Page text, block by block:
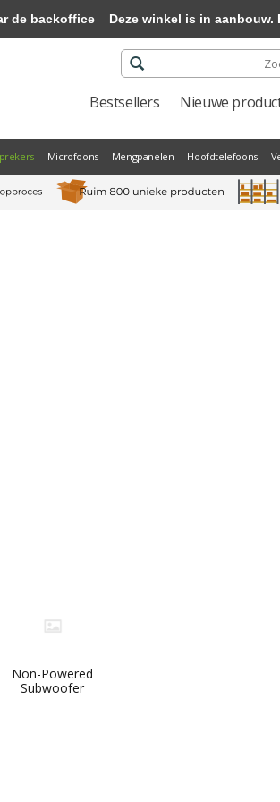
Bestsellers Nieuwe
Microfoons Mengpanelen Hoofdtelefoons
Non-Powered
Subwoofer
de backoffice Deze winkel is in aanbouw.